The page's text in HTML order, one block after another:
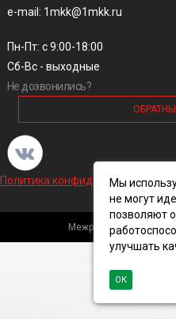
e-mail: 1mkk@1mkk.ru
Пн-Пт: с 9:00-18:00
Сб-Вс - выходные
Не дозвонились?
Политика конфиденциальности
Межрегиональная
Мы
не могут
позволяют
улучшать
ОК